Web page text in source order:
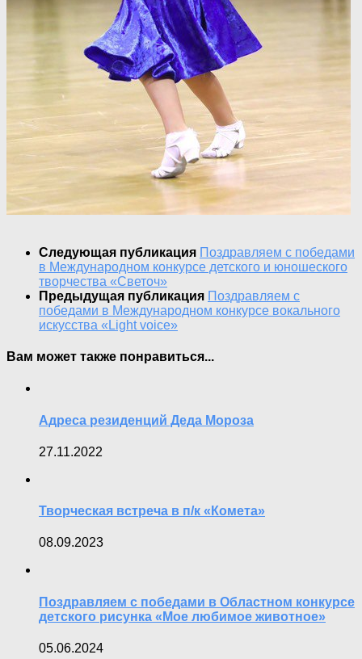
Следующая публикация Поздравляем с победами
в Международном конкурсе детского и юношеского
творчества «Светоч»
Предыдущая публикация Поздравляем с
победами в Международном конкурсе вокального
искусства «Light voice»
Вам может также понравиться...
Адреса резиденций Деда Мороза
27.11.2022
Творческая встреча в п/к «Комета»
08.09.2023
Поздравляем с победами в Областном конкурсе
детского рисунка «Мое любимое животное»
05.06.2024